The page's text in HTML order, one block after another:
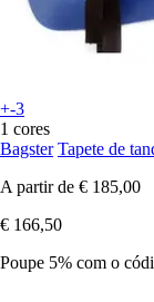
+-3
1 cores
Bagster Tapete de
A partir de € 185,00
€ 166,50
Poupe 5% com o